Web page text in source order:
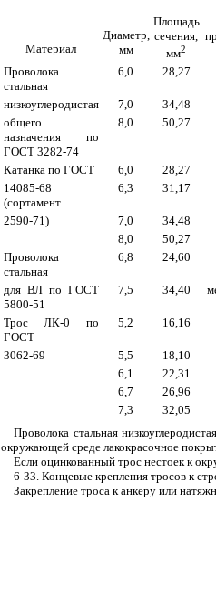
Материал
Диаметр,
мм
Площадь
сечения,
мм2
Проволока
стальная
6,0 28,27
низкоуглеродистая 7,0
34,48
общего
назначения по
ГОСТ 3282-74
8,0 50,27
Катанка по ГОСТ 6,0
28,27
14085-68
(сортамент
6,3 31,17
2590-71) 7,0
34,48
8,0
50,27
Проволока
стальная
6,8 24,60
для ВЛ по ГОСТ
5800-51
7,5 34,40
Трос ЛК-0 по
ГОСТ
5,2 16,16
3062-69 5,5
18,10
6,1
22,31
6,7
26,96
7,3
32,05
Проволока стальная
окружающей среде лакокрасочное
Если оцинкованный трос нестоек к
6-33. Концевые крепления тросов к
Закрепление троса к анкеру или